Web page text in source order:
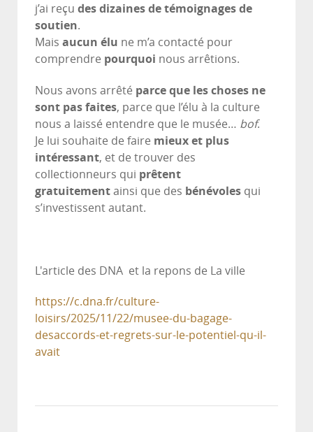
j’ai reçu des dizaines de témoignages de
soutien.
Mais aucun élu ne m’a contacté pour
comprendre pourquoi nous arrêtions.
Nous avons arrêté parce que les choses ne
sont pas faites, parce que l’élu à la culture
nous a laissé entendre que le musée… bof.
Je lui souhaite de faire mieux et plus
intéressant, et de trouver des
collectionneurs qui prêtent
gratuitement ainsi que des bénévoles qui
s’investissent autant.
L'article des DNA et la repons de La ville
https://c.dna.fr/culture-
loisirs/2025/11/22/musee-du-bagage-
desaccords-et-regrets-sur-le-potentiel-qu-il-
avait